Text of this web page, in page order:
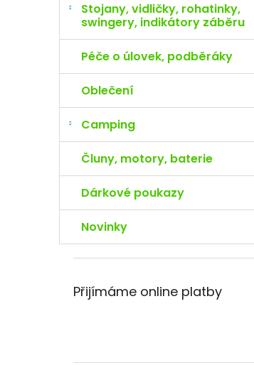
Stojany, vidličky, rohatinky,
swingery, indikátory záběru
Péče o úlovek, podběráky
Oblečení
Camping
Čluny, motory, baterie
Dárkové poukazy
Novinky
Přijímáme online platby